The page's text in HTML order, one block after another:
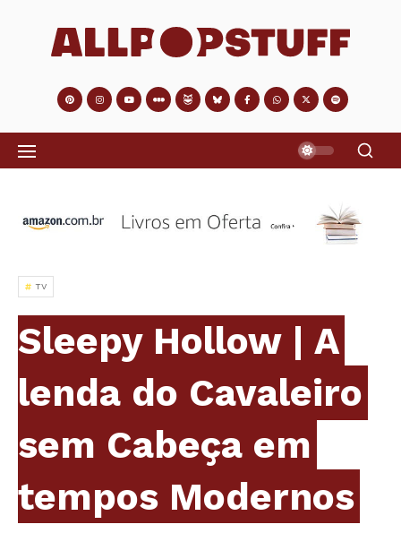
TV
Sleepy Hollow | A
lenda do Cavaleiro
sem Cabeça em
tempos Modernos